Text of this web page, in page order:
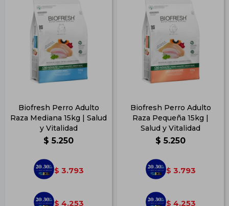
Biofresh Perro Adulto
Raza Mediana 15kg | Salud
y Vitalidad
$ 5.250
$ 3.793
$ 4.253
Biofresh Perro Adulto
Raza Pequeña 15kg |
Salud y Vitalidad
$ 5.250
$ 3.793
$ 4.253